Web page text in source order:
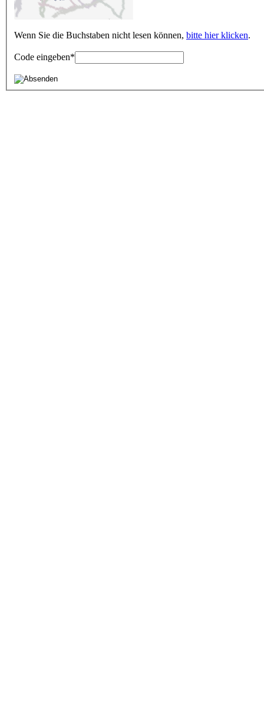
Wenn Sie die Buchstaben nicht lesen können, bitte hier klicken.
Code eingeben*